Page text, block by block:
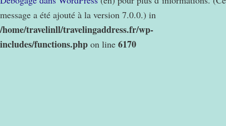
message a été ajouté à la version 7.0.0.) in
/home/travelinll/travelingaddress.fr/wp-
includes/functions.php on line 6170